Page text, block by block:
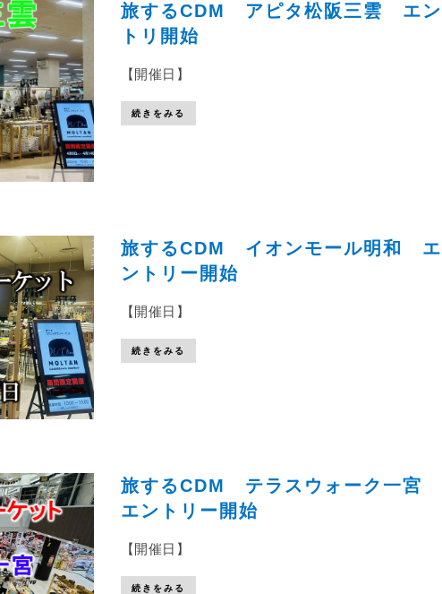
旅するCDM アピタ松阪三雲 エン
トリ開始
【開催日】
続きをみる
旅するCDM イオンモール明和 エ
ントリー開始
【開催日】
続きをみる
旅するCDM テラスウォーク一宮
エントリー開始
【開催日】
続きをみる